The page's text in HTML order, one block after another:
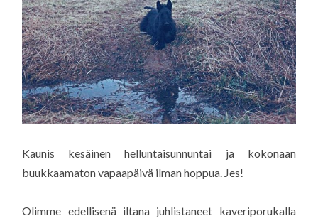
Kaunis kesäinen helluntaisunnuntai ja kokonaan
buukkaamaton vapaapäivä ilman hoppua. Jes!
Olimme edellisenä iltana juhlistaneet kaveriporukalla